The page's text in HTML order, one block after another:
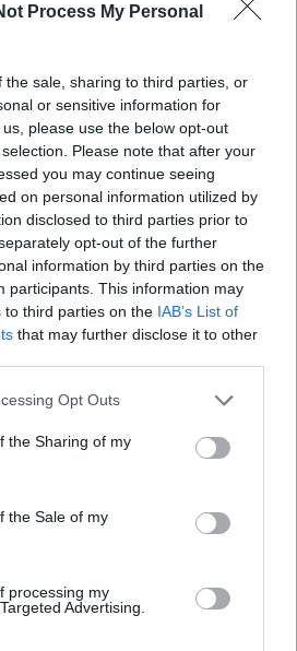
Process My Personal
the sale, sharing to third parties, or
or sensitive information for
please use the below opt-out
Please note that after your
you may continue seeing
on personal information utilized by
disclosed to third parties prior to
opt-out of the further
information by third parties on the
participants. This information may
to third parties on the IAB’s List of
that may further disclose it to other
app uses one or more Google
usage behaviour. You may click to
Google and its third-party tags to
specified purposes in below Google
Opt Outs
the Sharing of my
the Sale of my
processing my
Advertising.